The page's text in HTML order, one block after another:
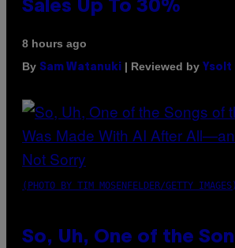
Sales Up To 30%
8 hours ago
By Sam Watanuki | Reviewed by Ysolt
(PHOTO BY TIM MOSENFELDER/GETTY IMAGES)
So, Uh, One of the